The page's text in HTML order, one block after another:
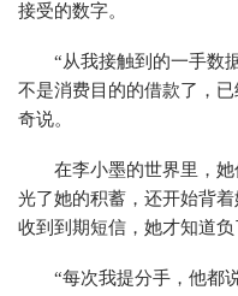
接受的数字。
“从我接触到的一手数
不是消费目的的借款了，
奇说。
在李小墨的世界里，
光了她的积蓄，还开始背
收到到期短信，她才知道负
“每次我提分手，他都